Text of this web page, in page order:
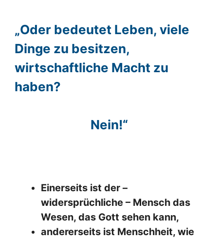
„Oder bedeutet Leben, viele
Dinge zu besitzen,
wirtschaftliche Macht zu
haben?
Nein!“
Einerseits ist der –
widersprüchliche – Mensch das
Wesen, das Gott sehen kann,
andererseits ist Menschheit, wie